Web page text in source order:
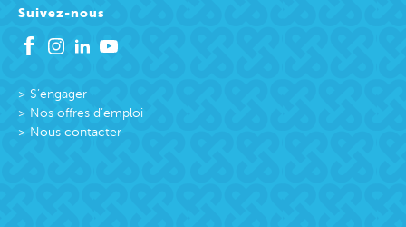
Suivez-nous
S’engager
Nos offres d’emploi
Nous contacter